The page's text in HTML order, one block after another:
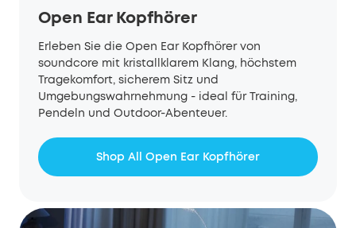
Open Ear Kopfhörer
Erleben Sie die Open Ear Kopfhörer von
soundcore mit kristallklarem Klang, höchstem
Tragekomfort, sicherem Sitz und
Umgebungswahrnehmung - ideal für Training,
Pendeln und Outdoor-Abenteuer.
Shop All Open Ear Kopfhörer